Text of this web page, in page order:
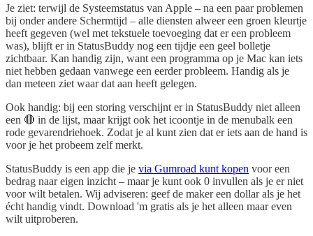
Je ziet: terwijl de Systeemstatus van Apple – na een paar problemen
bij onder andere Schermtijd – alle diensten alweer een groen kleurtje
heeft gegeven (wel met tekstuele toevoeging dat er een probleem
was), blijft er in StatusBuddy nog een tijdje een geel bolletje
zichtbaar. Kan handig zijn, want een programma op je Mac kan iets
niet hebben gedaan vanwege een eerder probleem. Handig als je
dan meteen ziet waar dat aan heeft gelegen.
Ook handig: bij een storing verschijnt er in StatusBuddy niet alleen
een 🔴 in de lijst, maar krijgt ook het icoontje in de menubalk een
rode gevarendriehoek. Zodat je al kunt zien dat er iets aan de hand is
voor je het probeem zelf merkt.
StatusBuddy is een app die je via Gumroad kunt kopen voor een
bedrag naar eigen inzicht – maar je kunt ook 0 invullen als je er niet
voor wilt betalen. Wij adviseren: geef de maker een dollar als je het
écht handig vindt. Download 'm gratis als je het alleen maar even
wilt uitproberen.